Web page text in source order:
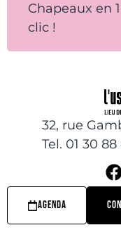
Chapeaux en 1
clic !
32, rue
Tel. 01 30
AGENDA